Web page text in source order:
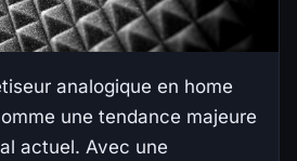
analogique en home
une tendance majeure
actuel. Avec une